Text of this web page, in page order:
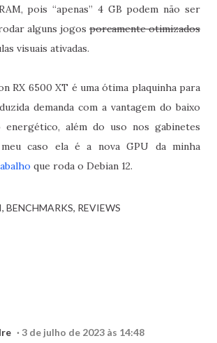
pois “apenas” 4 GB podem não ser
alguns jogos porcamente otimizados
visuais ativadas.
RX 6500 XT é uma ótima plaquinha para
demanda com a vantagem do baixo
energético, além do uso nos gabinetes
caso ela é a nova GPU da minha
que roda o Debian 12.
BENCHMARKS REVIEWS
3 de julho de 2023 às 14:48